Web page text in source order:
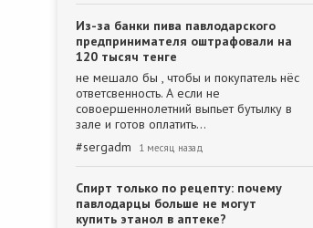
Из-за банки пива павлодарского
предпринимателя оштрафовали на
120 тысяч тенге
не мешало бы , чтобы и покупатель нёс
ответсвенность. А если не
совоершеннолетний выпьет бутылку в
зале и готов оплатить…
#sergadm 1 месяц назад
Спирт только по рецепту: почему
павлодарцы больше не могут
купить этанол в аптеке?